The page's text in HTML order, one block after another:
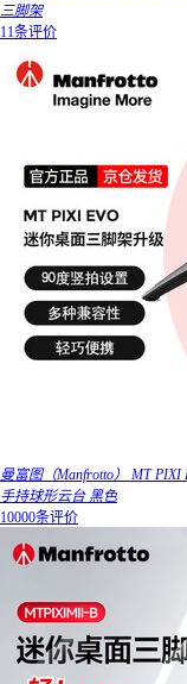
三脚架
11条评价
曼富图（Manfrotto） MT
手持球形云台 黑色
10000条评价